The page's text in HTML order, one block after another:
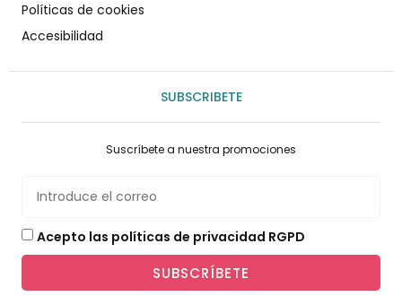
Políticas de cookies
Accesibilidad
SUBSCRIBETE
Suscríbete a nuestra promociones
Acepto las políticas de privacidad RGPD
SUBSCRÍBETE